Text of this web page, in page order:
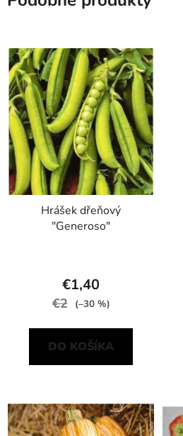
Hrášek dřeňový
"Generoso"
€1,40
€2 (–30 %)
DO KOŠÍKA